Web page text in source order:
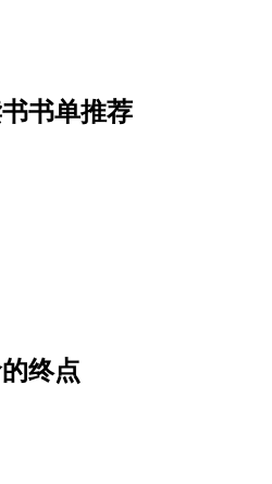
书单推荐
终点